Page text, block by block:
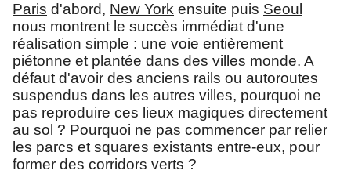
Paris d'abord, New York ensuite puis Seoul
nous montrent le succès immédiat d'une
réalisation simple : une voie entièrement
piétonne et plantée dans des villes monde. A
défaut d'avoir des anciens rails ou autoroutes
suspendus dans les autres villes, pourquoi ne
pas reproduire ces lieux magiques directement
au sol ? Pourquoi ne pas commencer par relier
les parcs et squares existants entre-eux, pour
former des corridors verts ?